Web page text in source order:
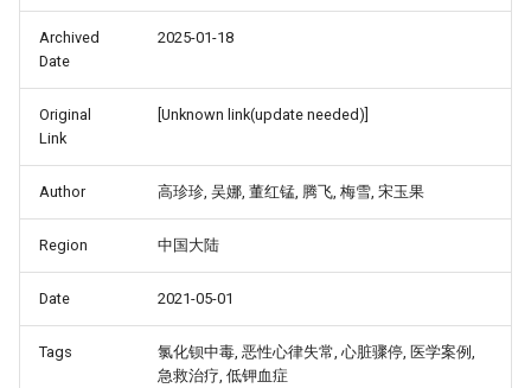
Archived
Date
2025-01-18
Original
Link
[Unknown link(update needed)]
Author 高珍珍, 吴娜, 董红锰, 腾飞, 梅雪, 宋玉果
Region 中国大陆
Date 2021-05-01
Tags
氯化钡中毒, 恶性心律失常, 心脏骤停, 医学案例,
急救治疗, 低钾血症